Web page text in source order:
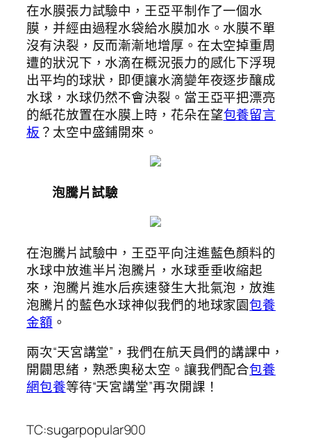
在水膜張力試驗中，王亞平制作了一個水
膜，并經由過程水袋給水膜加水。水膜不單
沒有決裂，反而漸漸地增厚。在太空掉重周
遭的狀況下，水滴在概況張力的感化下浮現
出平均的球狀，即便讓水滴變年夜逐步釀成
水球，水球仍然不會決裂。當王亞平把漂亮
的紙花放置在水膜上時，花朵在望包養留言
板 ？太空中盛鋪開來。
泡騰片試驗
在泡騰片試驗中，王亞平向注進藍色顏料的
水球中放進半片泡騰片，水球垂垂收縮起
來，泡騰片進水后疾速發生大批氣泡，放進
泡騰片的藍色水球神似我們的地球家園包養
金額 。
兩次“天宮講堂”，我們在航天員們的講課中，
開闢思緒，熟悉奧秘太空。讓我們配合包養
網包養等待“天宮講堂”再次開課！
TC:sugarpopular900